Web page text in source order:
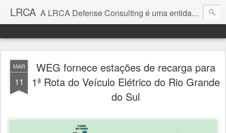
LRCA A LRCA Defense Consulting é uma entidade sem fins lucrativos que se dedica a produzir e divulgar notícias e análises sobre as Empresas de Defesa. Não somos jornalistas e nem este é um blog jornalístico.
MAR
11
WEG fornece estações de recarga para
1ª Rota do Veículo Elétrico do Rio Grande
do Sul